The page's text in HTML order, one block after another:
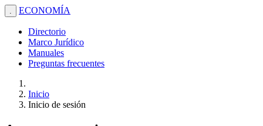
. ECONOMÍA
Directorio
Marco Jurídico
Manuales
Preguntas frecuentes
Inicio
Inicio de sesión